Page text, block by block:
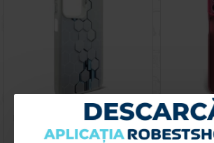
Husa spate pentru Samsung Galaxy A14- Bozo case Alb
59.90 lei